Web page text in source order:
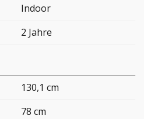
Indoor
2 Jahre
130,1 cm
78 cm